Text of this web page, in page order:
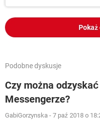
Pokaż
Podobne dyskusje
Czy można
Messengerze?
GabiGorzynska - 7 paź 2018 o